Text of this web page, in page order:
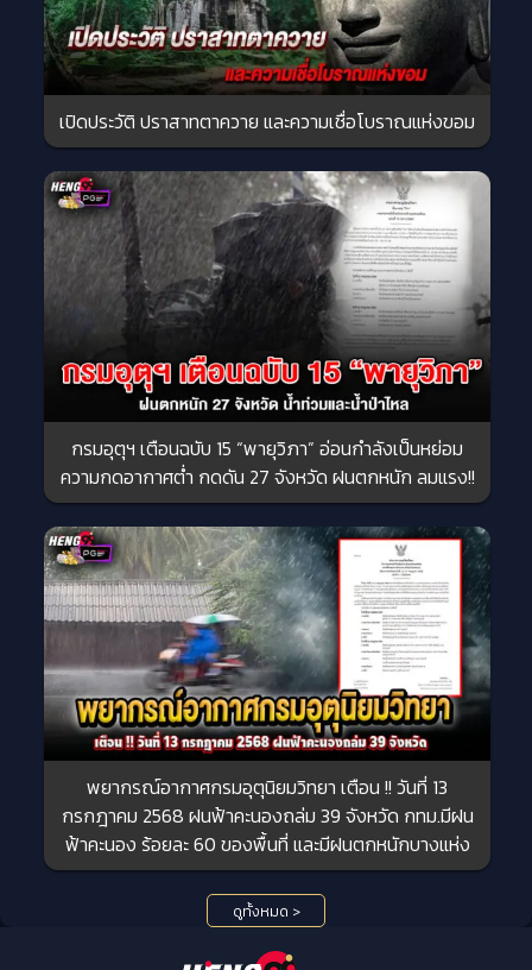
เปิดประวัติ ปราสาทตาควาย และความเชื่อโบราณแห่งขอม
กรมอุตุฯ เตือนฉบับ 15 “พายุวิภา” อ่อนกำลังเป็นหย่อม
ความกดอากาศต่ำ กดดัน 27 จังหวัด ฝนตกหนัก ลมแรง!!
พยากรณ์อากาศกรมอุตุนิยมวิทยา เตือน !! วันที่ 13
กรกฎาคม 2568 ฝนฟ้าคะนองถล่ม 39 จังหวัด กทม.มีฝน
ฟ้าคะนอง ร้อยละ 60 ของพื้นที่ และมีฝนตกหนักบางแห่ง
ดูทั้งหมด >